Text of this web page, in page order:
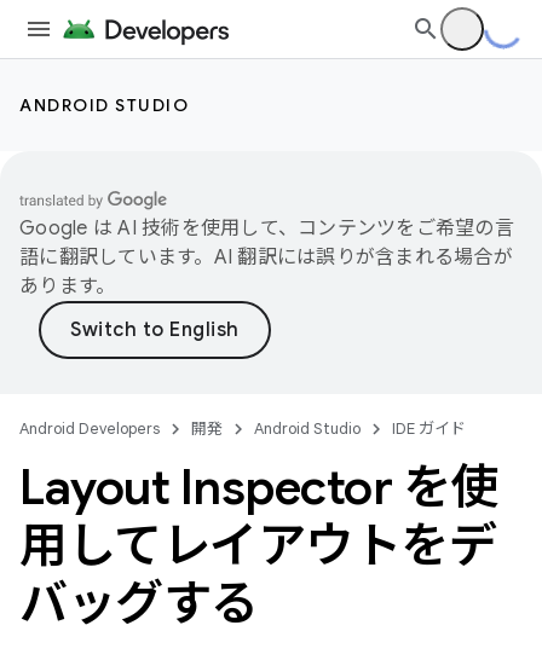
ANDROID STUDIO
Google は AI 技術を使用して、コンテンツをご希望の言
語に翻訳しています。AI 翻訳には誤りが含まれる場合が
あります。
Android Developers 開発 Android Studio IDE ガイド
Layout Inspector を使
用してレイアウトをデ
バッグする